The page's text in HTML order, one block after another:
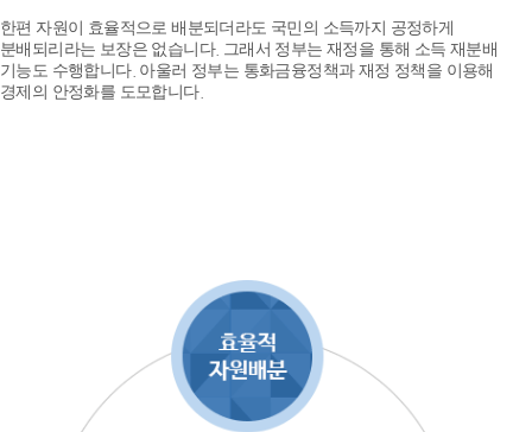
한편 자원이 효율적으로 배분되더라도 국민의 소득까지 공정하게
분배되리라는 보장은 없습니다. 그래서 정부는 재정을 통해 소득 재분배
기능도 수행합니다. 아울러 정부는 통화금융정책과 재정 정책을 이용해
경제의 안정화를 도모합니다.